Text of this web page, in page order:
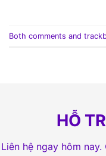
Both comments and
HỖ
Liên hệ ngay hôm